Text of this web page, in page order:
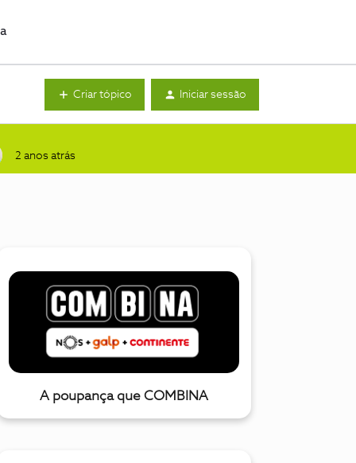
Criar tópico Iniciar sessão
2 anos atrás
A poupança que COMBINA